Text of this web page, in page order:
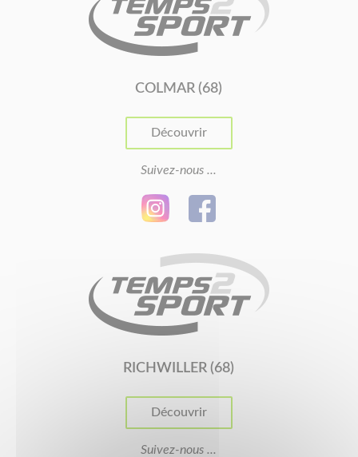
COLMAR (68)
Découvrir
Suivez-nous ...
RICHWILLER (68)
Découvrir
Suivez-nous ...